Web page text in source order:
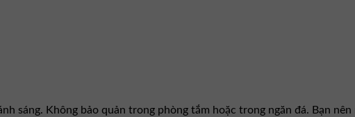
sáng. Không bảo quản trong phòng tắm hoặc trong ngăn đá. Bạn